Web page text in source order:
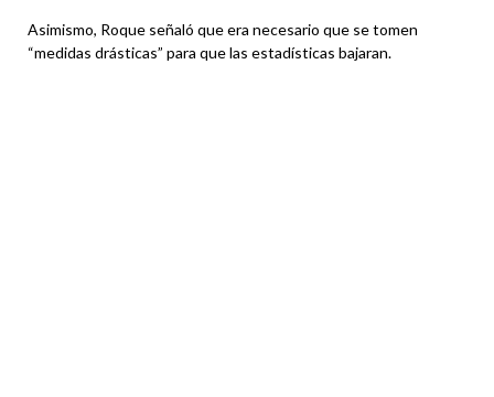
Asimismo, Roque señaló que era necesario que se tomen
“medidas drásticas” para que las estadísticas bajaran.